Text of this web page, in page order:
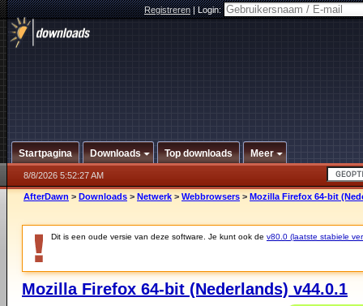
Registreren|Login:
Startpagina Downloads Top downloads Meer
8/8/2026 5:52:27 AM
AfterDawn > Downloads > Netwerk > Webbrowsers > Mozilla Firefox 64-bit
Dit is een oude versie van deze software. Je kunt ook de v80.0 (laatste stabiele
Mozilla Firefox 64-bit (Nederlands) v44.0.1